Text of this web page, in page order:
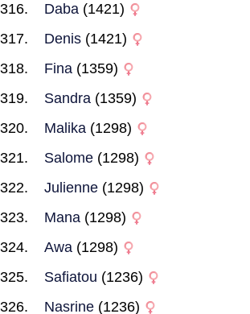
Daba (1421)
Denis (1421)
Fina (1359)
Sandra (1359)
Malika (1298)
Salome (1298)
Julienne (1298)
Mana (1298)
Awa (1298)
Safiatou (1236)
Nasrine (1236)